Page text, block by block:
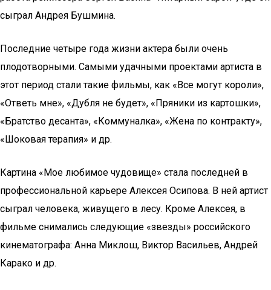
сыграл Андрея Бушмина.
Последние четыре года жизни актера были очень
плодотворными. Самыми удачными проектами артиста в
этот период стали такие фильмы, как «Все могут короли»,
«Ответь мне», «Дубля не будет», «Пряники из картошки»,
«Братство десанта», «Коммуналка», «Жена по контракту»,
«Шоковая терапия» и др.
Картина «Мое любимое чудовище» стала последней в
профессиональной карьере Алексея Осипова. В ней артист
сыграл человека, живущего в лесу. Кроме Алексея, в
фильме снимались следующие «звезды» российского
кинематографа: Анна Миклош, Виктор Васильев, Андрей
Карако и др.